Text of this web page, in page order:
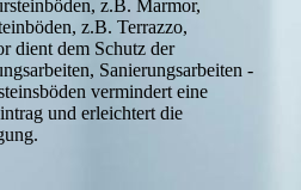
z.B. Marmor,
z.B. Terrazzo,
dient dem Schutz der
Sanierungsarbeiten -
vermindert eine
und erleichtert die